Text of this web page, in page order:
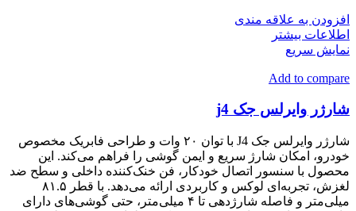
افزودن به علاقه مندی
اطلاعات بیشتر
نمایش سریع
Add to compare
شارژر وایرلس جک j4
شارژر وایرلس جک J4 با توان ۲۰ وات و طراحی فابریک مخصوص
خودرو، امکان شارژ سریع و ایمن گوشی را فراهم می‌کند. این
محصول با سنسور اتصال خودکار، فن خنک‌کننده داخلی و سطح ضد
لغزش، تجربه‌ای لوکس و کاربردی ارائه می‌دهد. با قطر ۸۱.۵
میلی‌متر و فاصله شارژدهی تا ۴ میلی‌متر، حتی گوشی‌های دارای